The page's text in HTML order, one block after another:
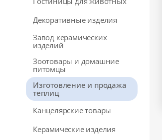
Декоративные изделия
Завод керамических
изделий
Зоотовары и домашние
питомцы
Изготовление и продажа
теплиц
Канцелярские товары
Керамические изделия